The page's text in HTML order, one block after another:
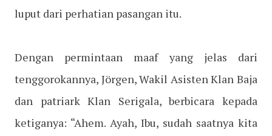
luput dari perhatian pasangan itu.
Dengan permintaan maaf yang jelas dari
tenggorokannya, Jörgen, Wakil Asisten Klan Baja
dan patriark Klan Serigala, berbicara kepada
ketiganya: “Ahem. Ayah, Ibu, sudah saatnya kita